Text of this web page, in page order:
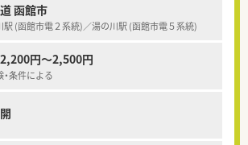
函館市
駅 (函館市電２系統)／湯の川駅 (函館市電５系統)
円～2,500円
条件による